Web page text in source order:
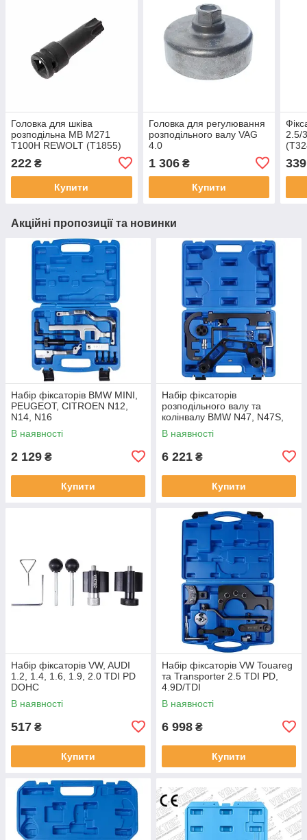
Головка для шківа
розподільна MB M271
T100H REWOLT (T1855)
222 ₴
Купити
Головка для регулювання
розподільного валу VAG
4.0
1 306₴
Купити
2.5/
339
Акційні пропозиції та новинки
Набір фіксаторів BMW MINI,
PEUGEOT, CITROEN N12,
N14, N16
В наявності
2 129 ₴
Купити
Набір фіксаторів
розподільного валу та
колінвалу BMW N47, N47S,
N57 дизель
В наявності
6 221 ₴
Купити
Набір фіксаторів VW, AUDI
1.2, 1.4, 1.6, 1.9, 2.0 TDI PD
DOHC
В наявності
517 ₴
Купити
Набір фіксаторів VW Touareg
та Transporter 2.5 TDI PD,
4.9D/TDI
В наявності
6 998 ₴
Купити